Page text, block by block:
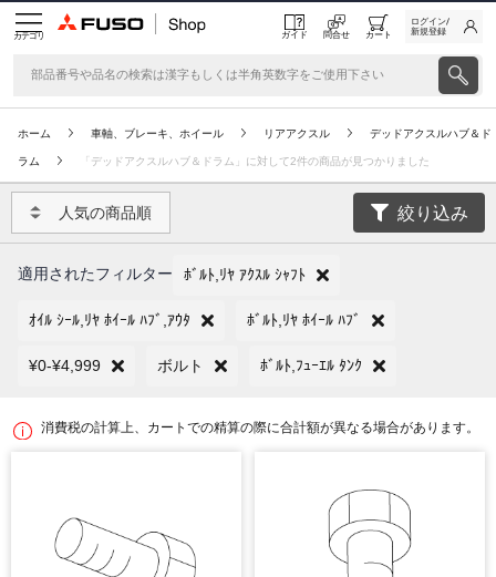
カテゴリ ガイド 問合せ カート
ログイン/
新規登録
ホーム 車軸、ブレーキ、ホイール リアアクスル デッドアクスルハブ＆ド
ラム 「デッドアクスルハブ＆ドラム」に対して2件の商品が見つかりました
人気の商品順 絞り込み
適用されたフィルター ﾎﾞﾙﾄ,ﾘﾔ ｱｸｽﾙ ｼｬﾌﾄ
ｵｲﾙ ｼｰﾙ,ﾘﾔ ﾎｲｰﾙ ﾊﾌﾞ,ｱｳﾀ ﾎﾞﾙﾄ,ﾘﾔ ﾎｲｰﾙ ﾊﾌﾞ
¥0-¥4,999 ボルト ﾎﾞﾙﾄ,ﾌｭｰｴﾙ ﾀﾝｸ
消費税の計算上、カートでの精算の際に合計額が異なる場合があります。